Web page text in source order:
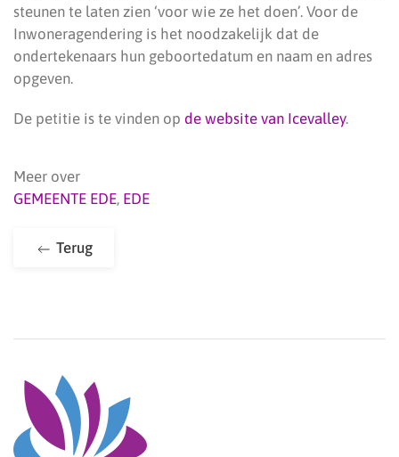
steunen te laten zien ‘voor wie ze het doen’. Voor de
Inwoneragendering is het noodzakelijk dat de
ondertekenaars hun geboortedatum en naam en adres
opgeven.
De petitie is te vinden op de website van Icevalley.
Meer over
GEMEENTE EDE, EDE
Terug